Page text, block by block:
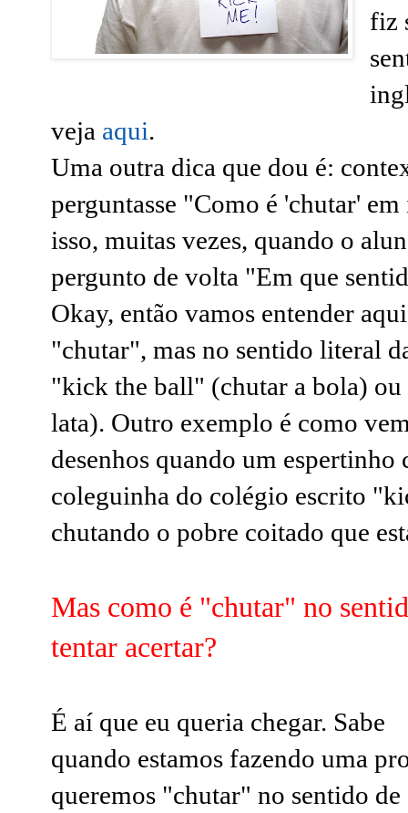
fiz
veja aqui.
Uma outra dica que dou é:
perguntasse "Como é 'chutar'
isso, muitas vezes, quando o
pergunto de volta "Em que
Okay, então vamos entender
"chutar", mas no sentido literal
"kick the ball" (chutar a bola)
lata). Outro exemplo é como
desenhos quando um espertinho
coleguinha do colégio escrito
chutando o pobre coitado que
Mas como é "chutar" no
tentar acertar?
É aí que eu queria chegar. Sabe
quando estamos fazendo uma
queremos "chutar" no sentido de